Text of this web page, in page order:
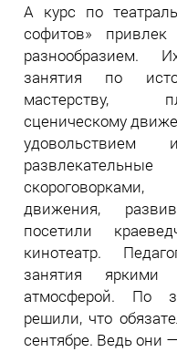
А курс по
софитов»
разнообразием.
занятия по
мастерству,
сценическому
движения,
посетили
кинотеатр.
занятия
атмосферой. По
решили, что
сентябре. Ведь они